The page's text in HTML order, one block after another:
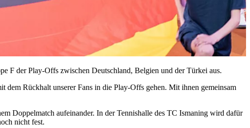
F der Play-Offs zwischen Deutschland, Belgien und der Türkei aus.
Rückhalt unserer Fans in die Play-Offs gehen. Mit ihnen gemeinsam
Doppelmatch aufeinander. In der Tennishalle des TC Ismaning wird dafür
nicht fest.